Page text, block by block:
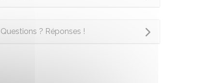
Questions ? Réponses !